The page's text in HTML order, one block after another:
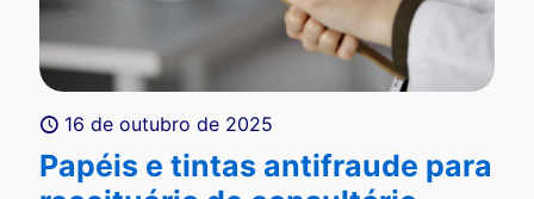
16 de outubro de 2025
Papéis e tintas antifraude para